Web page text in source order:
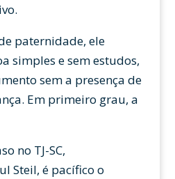
paternidade, ele
simples e sem estudos,
sem a presença de
Em primeiro grau, a
no TJ-SC,
Steil, é pacífico o